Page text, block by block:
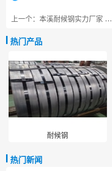
上一个：本溪耐候钢实力厂家 工程专用板材
热门产品
耐候钢
热门新闻